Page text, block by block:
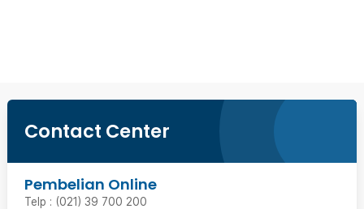
Contact Center
Pembelian Online
Telp : (021) 39 700 200